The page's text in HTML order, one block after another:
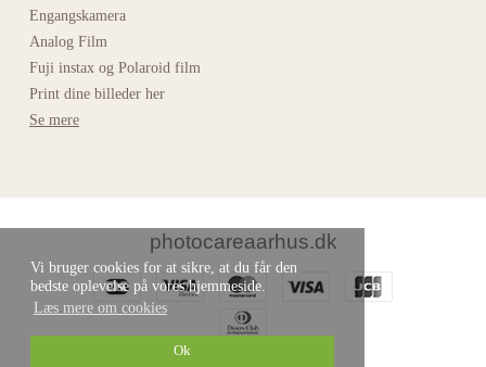
Vi bruger cookies for at sikre, at du får den
bedste oplevelse på vores hjemmeside.
Læs mere om cookies
Ok
Engangskamera
Analog Film
Fuji instax og Polaroid film
Print dine billeder her
Se mere
photocareaarhus.dk